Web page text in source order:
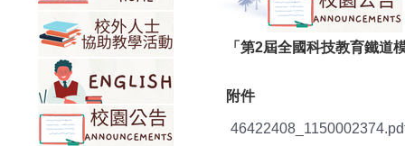
「第2屆全國科技教育鐵道
附件